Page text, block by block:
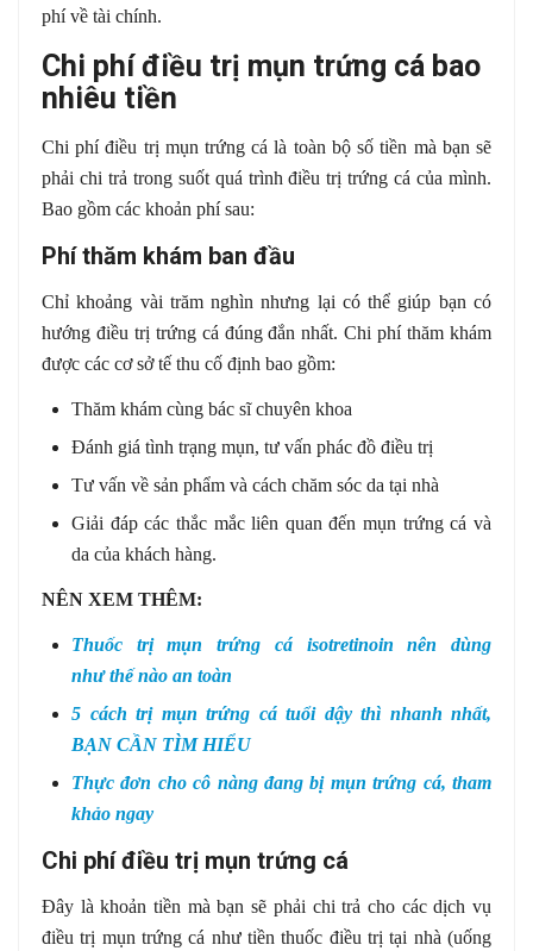
phí về tài chính.
Chi phí điều trị mụn trứng cá bao
nhiêu tiền
Chi phí điều trị mụn trứng cá là toàn bộ số tiền mà bạn sẽ
phải chi trả trong suốt quá trình điều trị trứng cá của mình.
Bao gồm các khoản phí sau:
Phí thăm khám ban đầu
Chỉ khoảng vài trăm nghìn nhưng lại có thể giúp bạn có
hướng điều trị trứng cá đúng đắn nhất. Chi phí thăm khám
được các cơ sở tế thu cố định bao gồm:
Thăm khám cùng bác sĩ chuyên khoa
Đánh giá tình trạng mụn, tư vấn phác đồ điều trị
Tư vấn về sản phẩm và cách chăm sóc da tại nhà
Giải đáp các thắc mắc liên quan đến mụn trứng cá và
da của khách hàng.
NÊN XEM THÊM:
Thuốc trị mụn trứng cá isotretinoin nên dùng
như thế nào an toàn
5 cách trị mụn trứng cá tuổi dậy thì nhanh nhất,
BẠN CẦN TÌM HIỂU
Thực đơn cho cô nàng đang bị mụn trứng cá, tham
khảo ngay
Chi phí điều trị mụn trứng cá
Đây là khoản tiền mà bạn sẽ phải chi trả cho các dịch vụ
điều trị mụn trứng cá như tiền thuốc điều trị tại nhà (uống